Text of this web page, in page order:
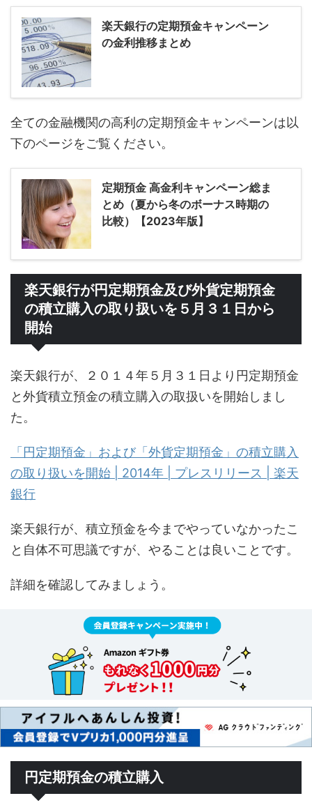
楽天銀行の定期預金キャンペーン
の金利推移まとめ
全ての金融機関の高利の定期預金キャンペーンは以
下のページをご覧ください。
定期預金 高金利キャンペーン総ま
とめ（夏から冬のボーナス時期の
比較）【2023年版】
楽天銀行が円定期預金及び外貨定期預金
の積立購入の取り扱いを５月３１日から
開始
楽天銀行が、２０１４年５月３１日より円定期預金
と外貨積立預金の積立購入の取扱いを開始しまし
た。
「円定期預金」および「外貨定期預金」の積立購入
の取り扱いを開始 | 2014年 | プレスリリース | 楽天
銀行
楽天銀行が、積立預金を今までやっていなかったこ
と自体不可思議ですが、やることは良いことです。
詳細を確認してみましょう。
円定期預金の積立購入